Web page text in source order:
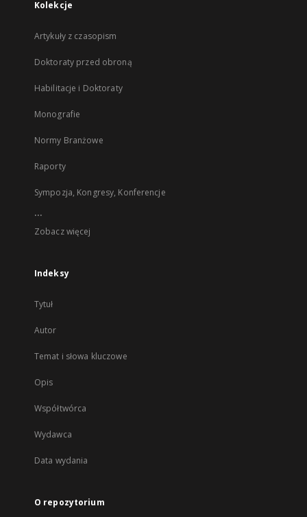
Kolekcje
Artykuły z czasopism
Doktoraty przed obroną
Habilitacje i Doktoraty
Monografie
Normy Branżowe
Raporty
Sympozja, Kongresy, Konferencje
...
Zobacz więcej
Indeksy
Tytuł
Autor
Temat i słowa kluczowe
Opis
Współtwórca
Wydawca
Data wydania
O repozytorium